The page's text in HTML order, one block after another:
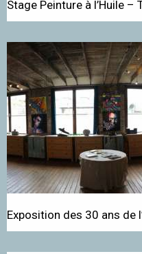
Stage Peinture à l’Huile –
Exposition des 30 ans de